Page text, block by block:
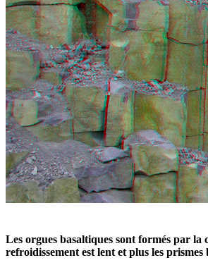
Les orgues basaltiques sont formés par
refroidissement est lent et plus les